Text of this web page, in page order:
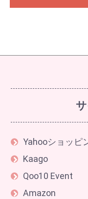
Yahooショッピ
Kaago
Qoo10 Event
Amazon